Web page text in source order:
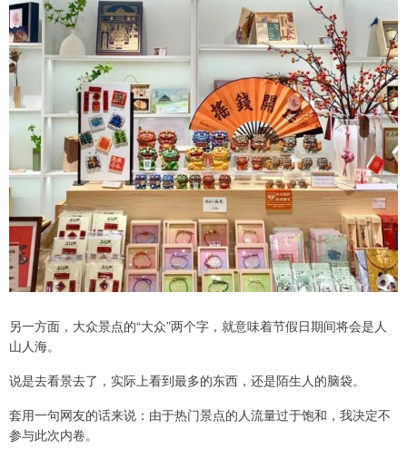
另一方面，大众景点的“大众”两个字，就意味着节假日期间将会是人
山人海。
说是去看景去了，实际上看到最多的东西，还是陌生人的脑袋。
套用一句网友的话来说：由于热门景点的人流量过于饱和，我决定不
参与此次内卷。